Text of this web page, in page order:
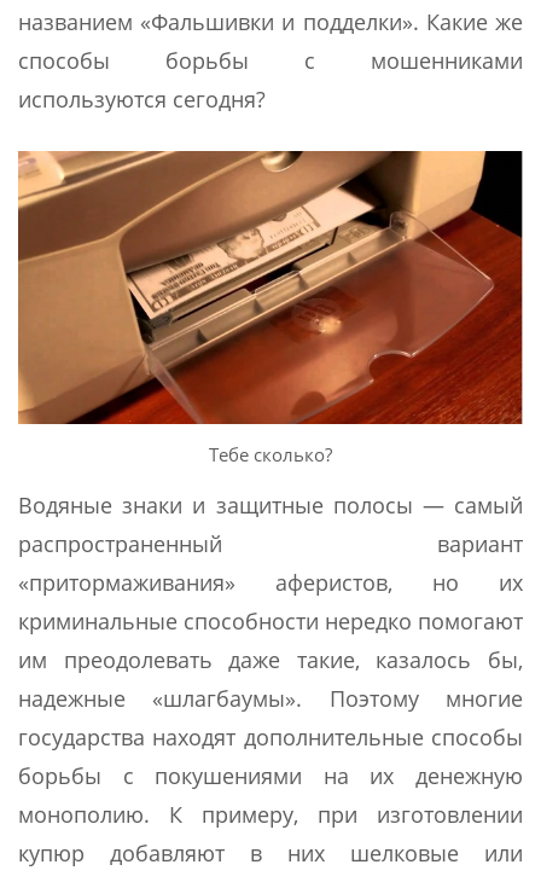
названием «Фальшивки и подделки». Какие же
способы борьбы с мошенниками
используются сегодня?
Тебе сколько?
Водяные знаки и защитные полосы — самый
распространенный вариант
«притормаживания» аферистов, но их
криминальные способности нередко помогают
им преодолевать даже такие, казалось бы,
надежные «шлагбаумы». Поэтому многие
государства находят дополнительные способы
борьбы с покушениями на их денежную
монополию. К примеру, при изготовлении
купюр добавляют в них шелковые или